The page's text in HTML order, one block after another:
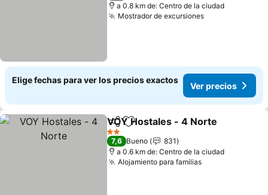
a 0.8 km de: Centro de la ciudad
Mostrador de excursionesVer precios
Elige fechas para ver los precios exactos
Ver precios
CompartirAgregar a favoritos
VOY Hostales - 4 Norte
2 Estrellas
7,6 Bueno
831
a 0.6 km de: Centro de la ciudad
Alojamiento para familiasVer precios